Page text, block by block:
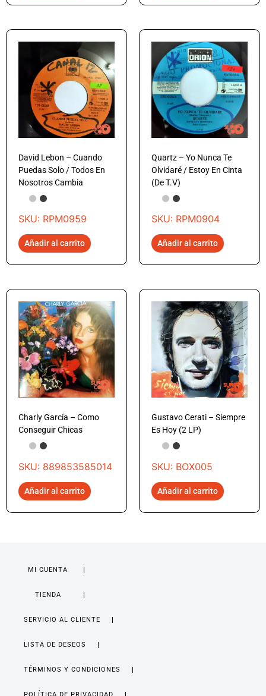
David Lebon – Cuando
Puedas Solo / Todos En
Nosotros Cambia
SKU: RPM0959
Añadir al carrito
Quartz – Yo Nunca Te
Olvidaré / Estoy En Cinta
(De T.V)
SKU: RPM0904
Añadir al carrito
Charly García – Como
Conseguir Chicas
SKU: 889853585014
Añadir al carrito
Gustavo Cerati – Siempre
Es Hoy (2 LP)
SKU: BOX005
Añadir al carrito
MI CUENTA
TIENDA
SERVICIO AL CLIENTE
LISTA DE DESEOS
TÉRMINOS Y CONDICIONES